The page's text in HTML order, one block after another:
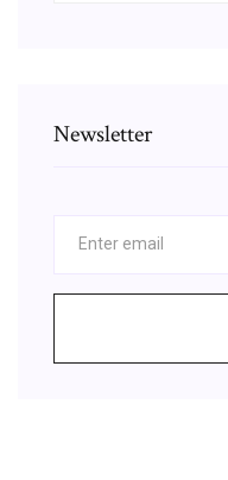
Newsletter